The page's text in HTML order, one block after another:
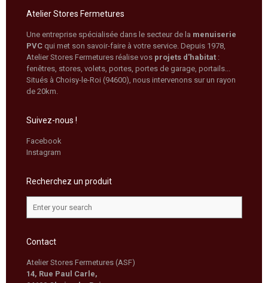
Atelier Stores Fermetures
Une entreprise spécialisée dans le secteur de la menuiserie
PVCqui met son savoir-faire à votre service. Depuis 1978,
Atelier Stores Fermetures réalise vos projets d'habitat:
fenêtres, stores, volets, portes, portes de garage, portails...
Situés à Choisy-le-Roi (94600), nous intervenons sur un rayon
de 20km.
Suivez-nous !
Facebook
Instagram
Recherchez un produit
Contact
Atelier Stores Fermetures (ASF)
14, Rue Paul Carle,